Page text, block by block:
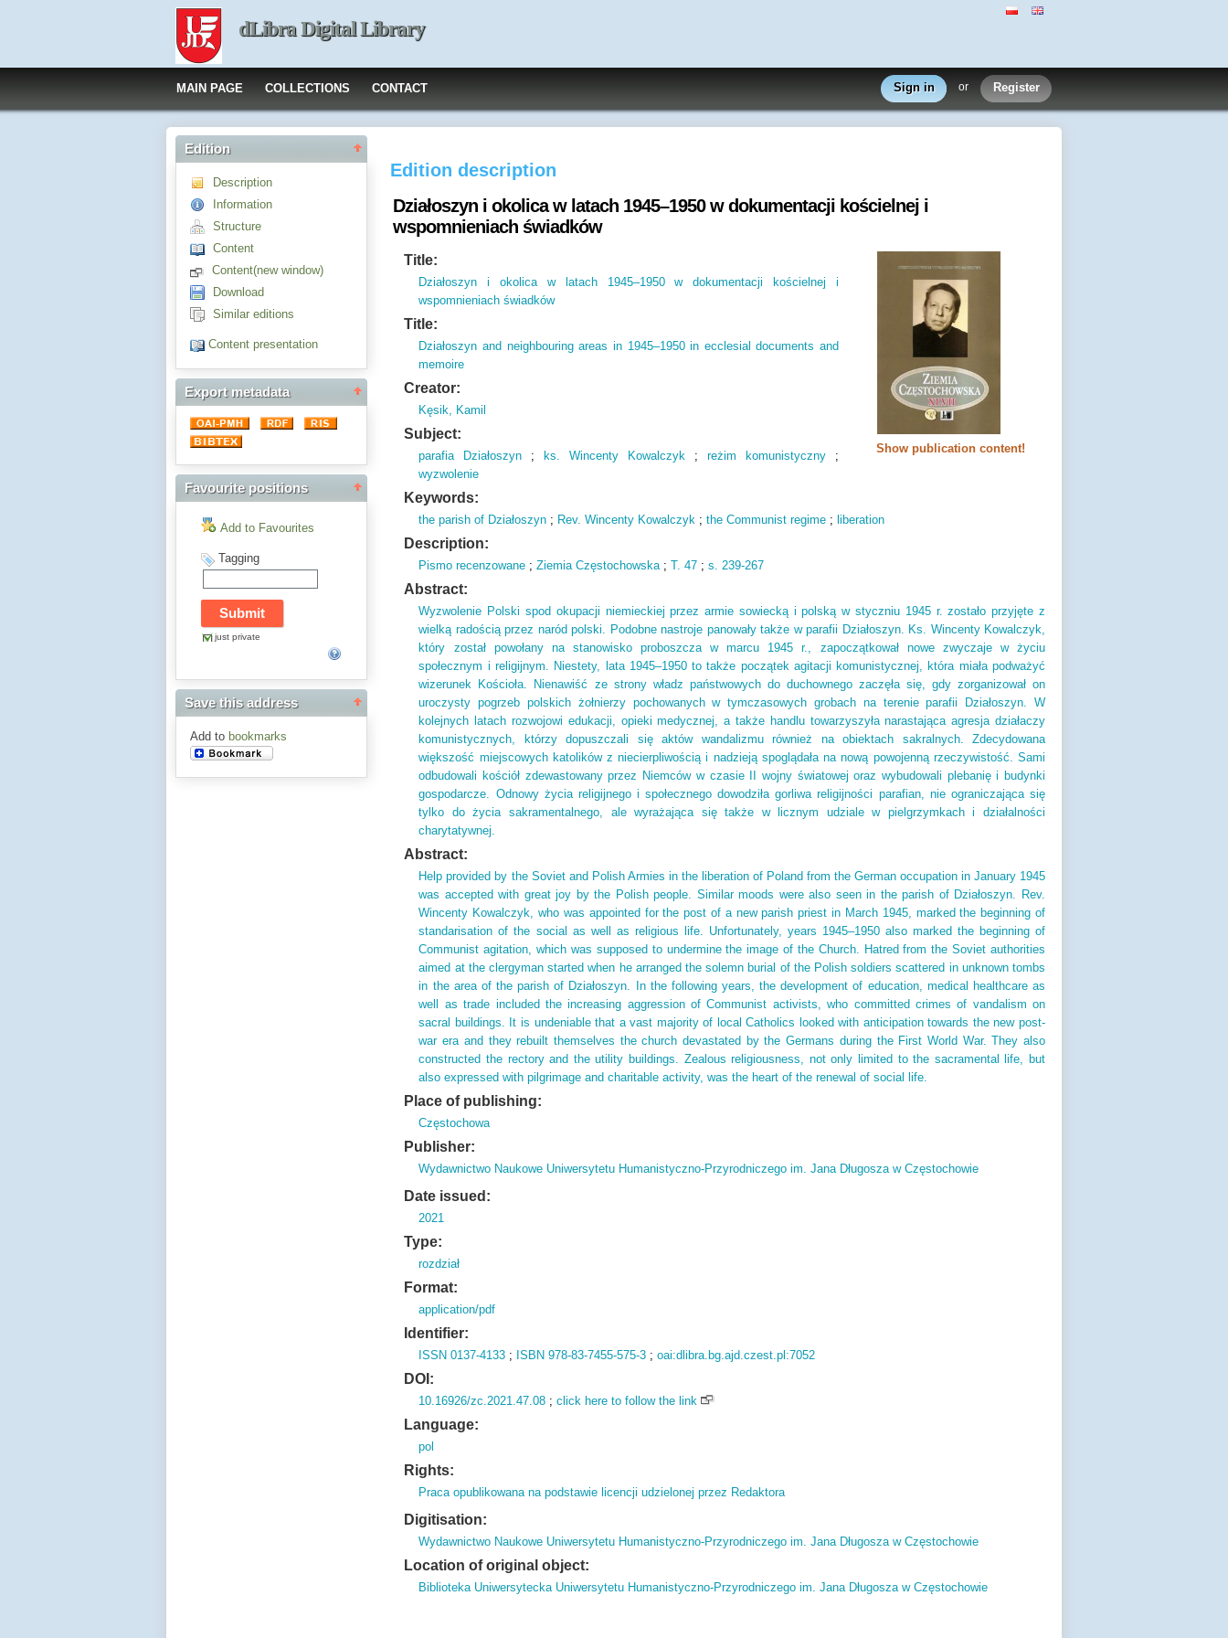
dLibra Digital Library
MAIN PAGE COLLECTIONS CONTACT Sign in or Register
Edition
Description
Information
Structure
Content
Content(new window)
Download
Similar editions
Content presentation
Export metadata
Favourite positions
Add to Favourites
Tagging
just private
Save this address
Add to bookmarks
Edition description
Działoszyn i okolica w latach 1945–1950 w dokumentacji kościelnej i
wspomnieniach świadków
Show publication content!
Title:
Działoszyn i okolica w latach 1945–1950 w dokumentacji kościelnej i
wspomnieniach świadków
Title:
Działoszyn and neighbouring areas in 1945–1950 in ecclesial documents and
memoire
Creator:
Kęsik, Kamil
Subject:
parafia Działoszyn ; ks. Wincenty Kowalczyk ;reżim komunistyczny ;
wyzwolenie
Keywords:
the parish of Działoszyn ; Rev. Wincenty Kowalczyk ;the Communist regime ; liberation
Description:
Pismo recenzowane ;Ziemia Częstochowska;T. 47 ;s. 239-267
Abstract:
Wyzwolenie Polski spod okupacji niemieckiej przez armie sowiecką i polską w styczniu 1945 r. zostało przyjęte z
wielką radością przez naród polski. Podobne nastroje panowały także w parafii Działoszyn. Ks. Wincenty Kowalczyk,
który został powołany na stanowisko proboszcza w marcu 1945 r., zapoczątkował nowe zwyczaje w życiu
społecznym i religijnym. Niestety, lata 1945–1950 to także początek agitacji komunistycznej, która miała podważyć
wizerunek Kościoła. Nienawiść ze strony władz państwowych do duchownego zaczęła się, gdy zorganizował on
uroczysty pogrzeb polskich żołnierzy pochowanych w tymczasowych grobach na terenie parafii Działoszyn. W
kolejnych latach rozwojowi edukacji, opieki medycznej, a także handlu towarzyszyła narastająca agresja działaczy
komunistycznych, którzy dopuszczali się aktów wandalizmu również na obiektach sakralnych. Zdecydowana
większość miejscowych katolików z niecierpliwością i nadzieją spoglądała na nową powojenną rzeczywistość. Sami
odbudowali kościół zdewastowany przez Niemców w czasie II wojny światowej oraz wybudowali plebanię i budynki
gospodarcze. Odnowy życia religijnego i społecznego dowodziła gorliwa religijności parafian, nie ograniczająca się
tylko do życia sakramentalnego, ale wyrażająca się także w licznym udziale w pielgrzymkach i działalności
charytatywnej.
Abstract:
Help provided by the Soviet and Polish Armies in the liberation of Poland from the German occupation in January 1945
was accepted with great joy by the Polish people. Similar moods were also seen in the parish of Działoszyn. Rev.
Wincenty Kowalczyk, who was appointed for the post of a new parish priest in March 1945, marked the beginning of
standarisation of the social as well as religious life. Unfortunately, years 1945–1950 also marked the beginning of
Communist agitation, which was supposed to undermine the image of the Church. Hatred from the Soviet authorities
aimed at the clergyman started when he arranged the solemn burial of the Polish soldiers scattered in unknown tombs
in the area of the parish of Działoszyn. In the following years, the development of education, medical healthcare as
well as trade included the increasing aggression of Communist activists, who committed crimes of vandalism on
sacral buildings. It is undeniable that a vast majority of local Catholics looked with anticipation towards the new post-
war era and they rebuilt themselves the church devastated by the Germans during the First World War. They also
constructed the rectory and the utility buildings. Zealous religiousness, not only limited to the sacramental life, but
also expressed with pilgrimage and charitable activity, was the heart of the renewal of social life.
Place of publishing:
Częstochowa
Publisher:
Wydawnictwo Naukowe Uniwersytetu Humanistyczno-Przyrodniczego im. Jana Długosza w Częstochowie
Date issued:
2021
Type:
rozdział
Format:
application/pdf
Identifier:
ISSN 0137-4133 ; ISBN 978-83-7455-575-3 ;oai:dlibra.bg.ajd.czest.pl:7052
DOI:
10.16926/zc.2021.47.08 ;click here to follow the link
Language:
pol
Rights:
Praca opublikowana na podstawie licencji udzielonej przez Redaktora
Digitisation:
Wydawnictwo Naukowe Uniwersytetu Humanistyczno-Przyrodniczego im. Jana Długosza w Częstochowie
Location of original object:
Biblioteka Uniwersytecka Uniwersytetu Humanistyczno-Przyrodniczego im. Jana Długosza w Częstochowie